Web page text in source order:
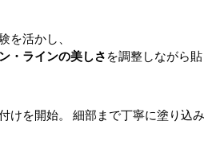
を活かし、
・ラインの美しさ を調整しながら貼
けを開始。 細部まで丁寧に塗り込